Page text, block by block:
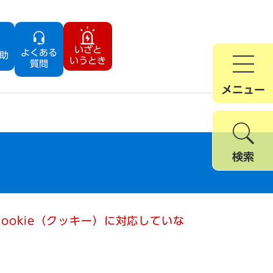
よくある
質問
いざと
いうとき
メニュー
検索
（クッキー）に対応していな